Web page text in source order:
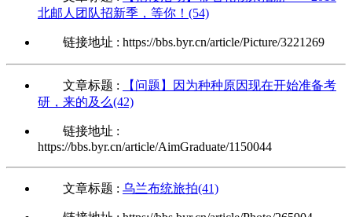
北邮人团队招新季，等你！(54)
链接地址 : https://bbs.byr.cn/article/Picture/3221269
文章标题 :
【问题】因为种种原因现在开始准备考
研，来的及么(42)
链接地址 :
https://bbs.byr.cn/article/AimGraduate/1150044
文章标题 : 乌兰布统旅拍(41)